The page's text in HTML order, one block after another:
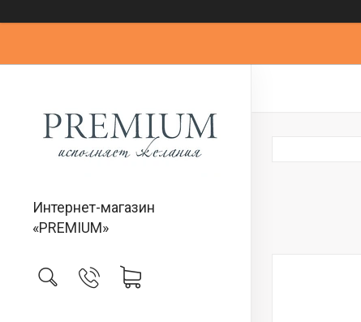
Интернет-магазин
«PREMIUM»